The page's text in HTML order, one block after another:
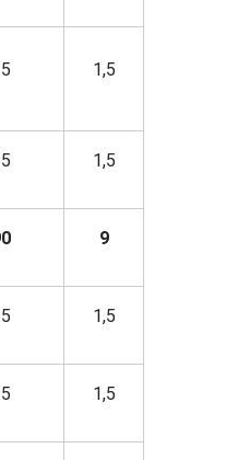
1,5
1,5
9
1,5
1,5